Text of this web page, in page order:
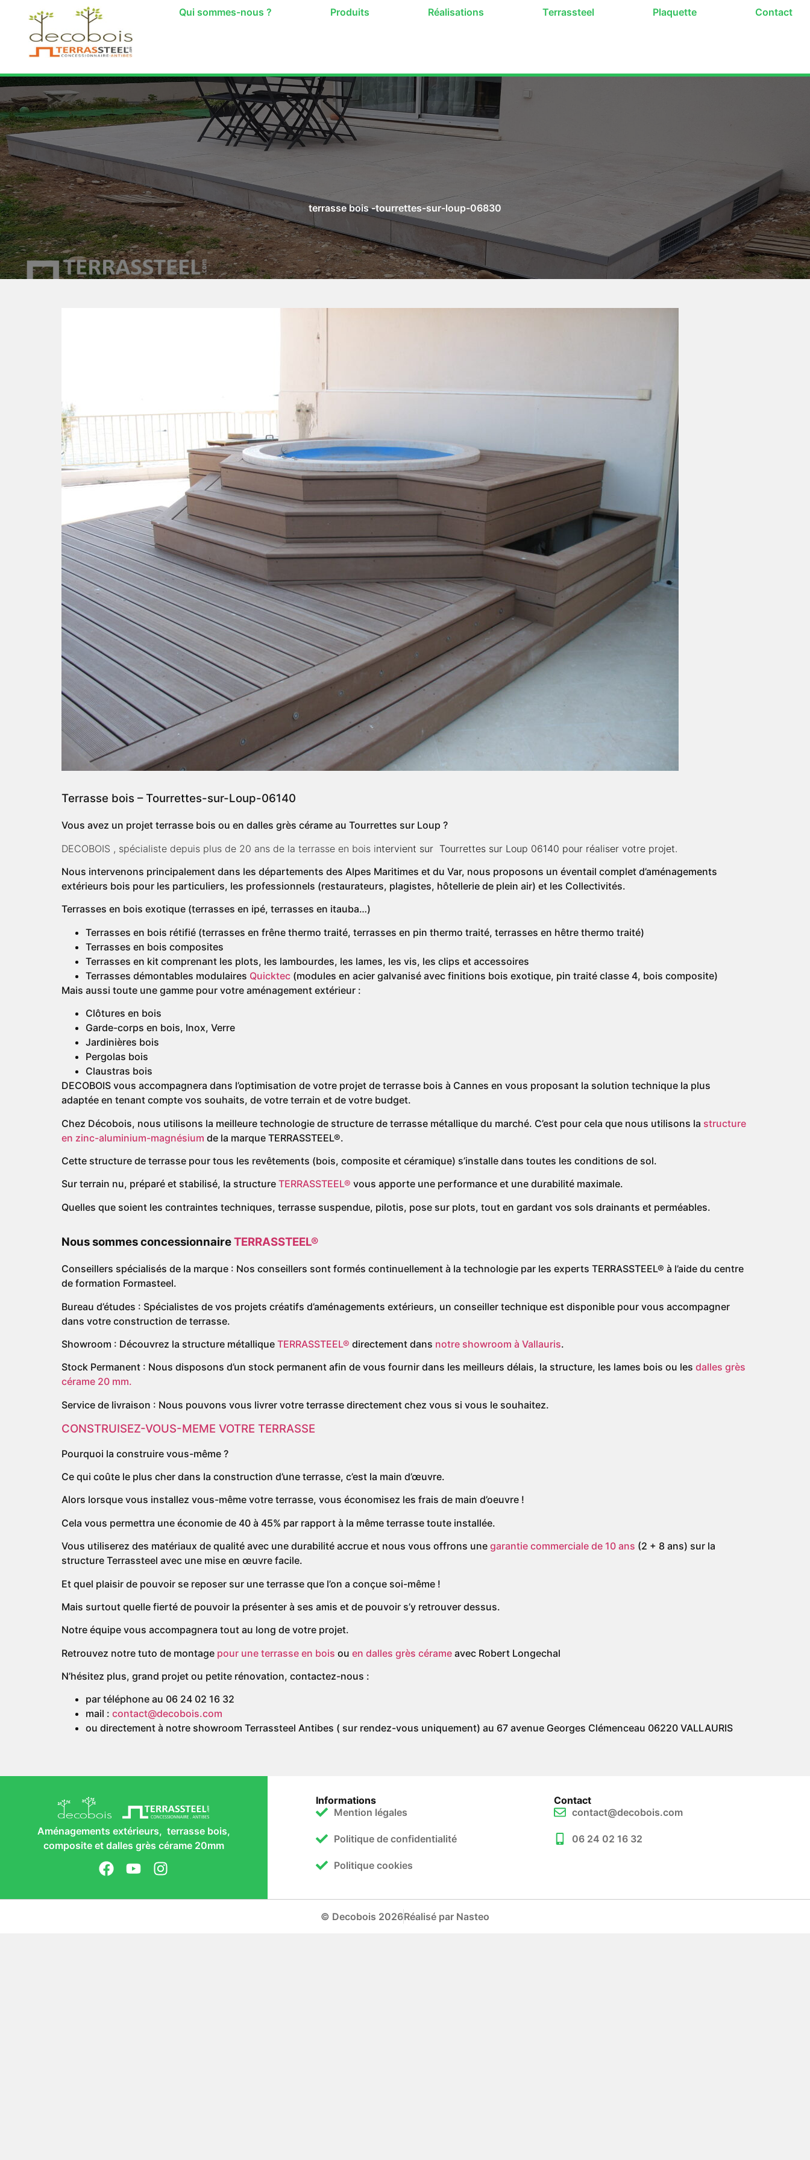
Qui sommes-nous ? Produits Réalisations Terrassteel Plaquette Contact
terrasse bois -tourrettes-sur-loup-06830
Terrasse bois – Tourrettes-sur-Loup-06140
Vous avez un projet terrasse bois ou en dalles grès cérame au Tourrettes sur Loup ?
DECOBOIS , spécialiste depuis plus de 20 ans de la terrasse en bois intervient sur Tourrettes sur Loup 06140 pour réaliser votre projet.
Nous intervenons principalement dans les départements des Alpes Maritimes et du Var, nous proposons un éventail complet d’aménagements
extérieurs bois pour les particuliers, les professionnels (restaurateurs, plagistes, hôtellerie de plein air) et les Collectivités.
Terrasses en bois exotique (terrasses en ipé, terrasses en itauba…)
Terrasses en bois rétifié (terrasses en frêne thermo traité, terrasses en pin thermo traité, terrasses en hêtre thermo traité)
Terrasses en bois composites
Terrasses en kit comprenant les plots, les lambourdes, les lames, les vis, les clips et accessoires
Terrasses démontables modulaires Quicktec (modules en acier galvanisé avec finitions bois exotique, pin traité classe 4, bois composite)
Mais aussi toute une gamme pour votre aménagement extérieur :
Clôtures en bois
Garde-corps en bois, Inox, Verre
Jardinières bois
Pergolas bois
Claustras bois
DECOBOIS vous accompagnera dans l’optimisation de votre projet de terrasse bois à Cannes en vous proposant la solution technique la plus
adaptée en tenant compte vos souhaits, de votre terrain et de votre budget.
Chez Décobois, nous utilisons la meilleure technologie de structure de terrasse métallique du marché. C’est pour cela que nous utilisons la structure
en zinc-aluminium-magnésium de la marque TERRASSTEEL®.
Cette structure de terrasse pour tous les revêtements (bois, composite et céramique) s’installe dans toutes les conditions de sol.
Sur terrain nu, préparé et stabilisé, la structure TERRASSTEEL® vous apporte une performance et une durabilité maximale.
Quelles que soient les contraintes techniques, terrasse suspendue, pilotis, pose sur plots, tout en gardant vos sols drainants et perméables.
Nous sommes concessionnaireTERRASSTEEL®
Conseillers spécialisés de la marque : Nos conseillers sont formés continuellement à la technologie par les experts TERRASSTEEL® à l’aide du centre
de formation Formasteel.
Bureau d’études : Spécialistes de vos projets créatifs d’aménagements extérieurs, un conseiller technique est disponible pour vous accompagner
dans votre construction de terrasse.
Showroom : Découvrez la structure métallique TERRASSTEEL® directement dans notre showroom à Vallauris.
Stock Permanent : Nous disposons d’un stock permanent afin de vous fournir dans les meilleurs délais, la structure, les lames bois ou les dalles grès
cérame 20 mm.
Service de livraison : Nous pouvons vous livrer votre terrasse directement chez vous si vous le souhaitez.
CONSTRUISEZ-VOUS-MEME VOTRE TERRASSE
Pourquoi la construire vous-même ?
Ce qui coûte le plus cher dans la construction d’une terrasse, c’est la main d’œuvre.
Alors lorsque vous installez vous-même votre terrasse, vous économisez les frais de main d’oeuvre !
Cela vous permettra une économie de 40 à 45% par rapport à la même terrasse toute installée.
Vous utiliserez des matériaux de qualité avec une durabilité accrue et nous vous offrons une garantie commerciale de 10 ans (2 + 8 ans) sur la
structure Terrassteel avec une mise en œuvre facile.
Et quel plaisir de pouvoir se reposer sur une terrasse que l’on a conçue soi-même !
Mais surtout quelle fierté de pouvoir la présenter à ses amis et de pouvoir s’y retrouver dessus.
Notre équipe vous accompagnera tout au long de votre projet.
Retrouvez notre tuto de montage pour une terrasse en bois ou en dalles grès cérame avec Robert Longechal
N’hésitez plus, grand projet ou petite rénovation, contactez-nous :
par téléphone au 06 24 02 16 32
mail : contact@decobois.com
ou directement à notre showroom Terrassteel Antibes ( sur rendez-vous uniquement) au 67 avenue Georges Clémenceau 06220 VALLAURIS
Aménagements extérieurs, terrasse bois,
composite et dalles grès cérame 20mm
Informations
Mention légales
Politique de confidentialité
Politique cookies
Contact
contact@decobois.com
06 24 02 16 32
© Decobois 2026Réalisé par Nasteo